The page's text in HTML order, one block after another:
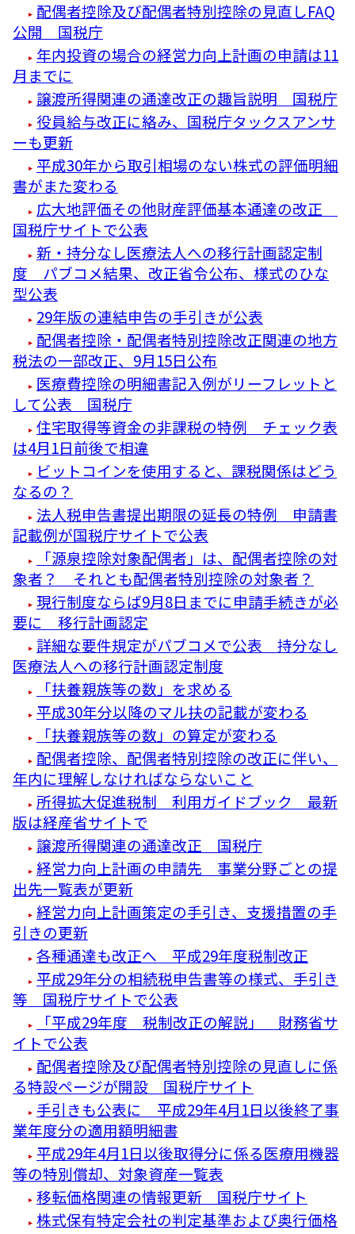
配偶者控除及び配偶者特別控除の見直しFAQ
公開 国税庁
年内投資の場合の経営力向上計画の申請は11
月までに
譲渡所得関連の通達改正の趣旨説明 国税庁
役員給与改正に絡み、国税庁タックスアンサ
ーも更新
平成30年から取引相場のない株式の評価明細
書がまた変わる
広大地評価その他財産評価基本通達の改正
国税庁サイトで公表
新・持分なし医療法人への移行計画認定制
度 パブコメ結果、改正省令公布、様式のひな
型公表
29年版の連結申告の手引きが公表
配偶者控除・配偶者特別控除改正関連の地方
税法の一部改正、9月15日公布
医療費控除の明細書記入例がリーフレットと
して公表 国税庁
住宅取得等資金の非課税の特例 チェック表
は4月1日前後で相違
ビットコインを使用すると、課税関係はどう
なるの？
法人税申告書提出期限の延長の特例 申請書
記載例が国税庁サイトで公表
「源泉控除対象配偶者」は、配偶者控除の対
象者？ それとも配偶者特別控除の対象者？
現行制度ならば9月8日までに申請手続きが必
要に 移行計画認定
詳細な要件規定がパブコメで公表 持分なし
医療法人への移行計画認定制度
「扶養親族等の数」を求める
平成30年分以降のマル扶の記載が変わる
「扶養親族等の数」の算定が変わる
配偶者控除、配偶者特別控除の改正に伴い、
年内に理解しなければならないこと
所得拡大促進税制 利用ガイドブック 最新
版は経産省サイトで
譲渡所得関連の通達改正 国税庁
経営力向上計画の申請先 事業分野ごとの提
出先一覧表が更新
経営力向上計画策定の手引き、支援措置の手
引きの更新
各種通達も改正へ 平成29年度税制改正
平成29年分の相続税申告書等の様式、手引き
等 国税庁サイトで公表
「平成29年度 税制改正の解説」 財務省サ
イトで公表
配偶者控除及び配偶者特別控除の見直しに係
る特設ページが開設 国税庁サイト
手引きも公表に 平成29年4月1日以後終了事
業年度分の適用額明細書
平成29年4月1日以後取得分に係る医療用機器
等の特別償却、対象資産一覧表
移転価格関連の情報更新 国税庁サイト
株式保有特定会社の判定基準および奥行価格